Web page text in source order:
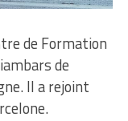
de Formation
de
Il a rejoint